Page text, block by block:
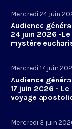
Mercredi 24 juin
Audience
24 juin 2026 -Le
mystère
Mercredi 17 juin
Audience
17 juin 2026 - Le
voyage
Mercredi 3 juin